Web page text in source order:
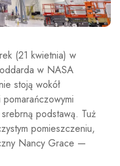
(21 kwietnia) w
w NASA
stoją wokół
podstawą. Tuż
pomieszczeniu,
Nancy Grace —